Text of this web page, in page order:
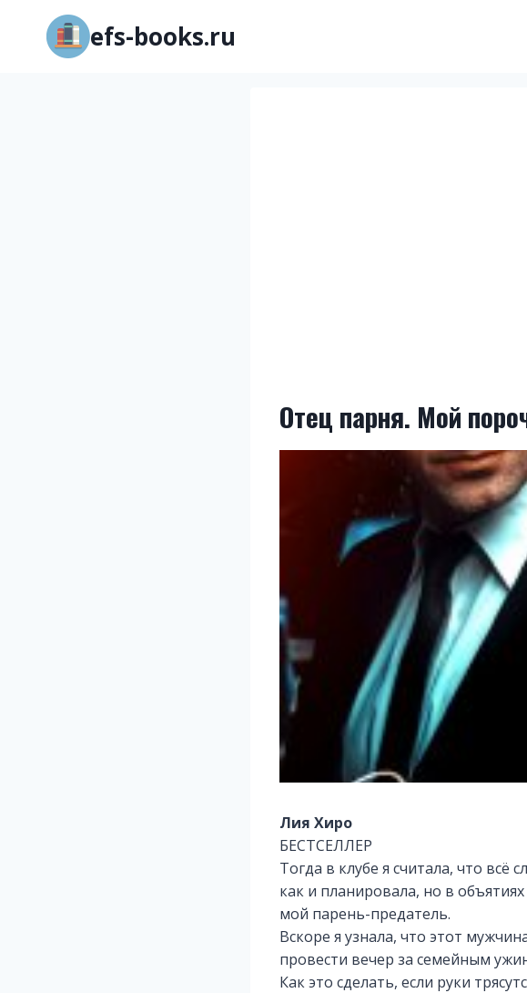
Перейти
содержимому
efs-books.ru
Отец парня. Мой
Лия Хиро
БЕСТСЕЛЛЕР
Тогда в клубе я считала, что
как и планировала, но в
мой парень-предатель.
Вскоре я узнала, что этот
провести вечер за семейным
Как это сделать, если руки